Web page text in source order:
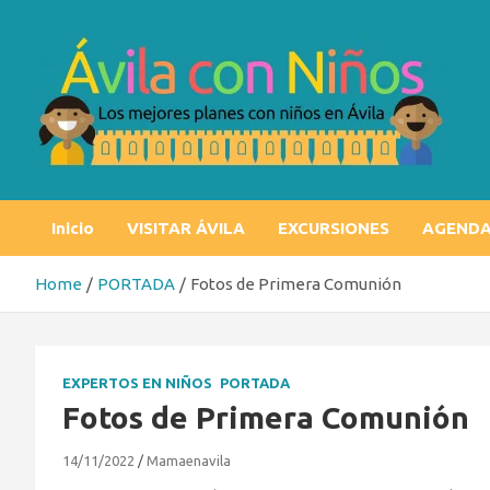
Inicio VISITAR ÁVILA EXCURSIONES AGENDA
Home PORTADA Fotos de Primera Comunión
EXPERTOS EN NIÑOS PORTADA
Fotos de Primera Comunión
14/11/2022 Mamaenavila